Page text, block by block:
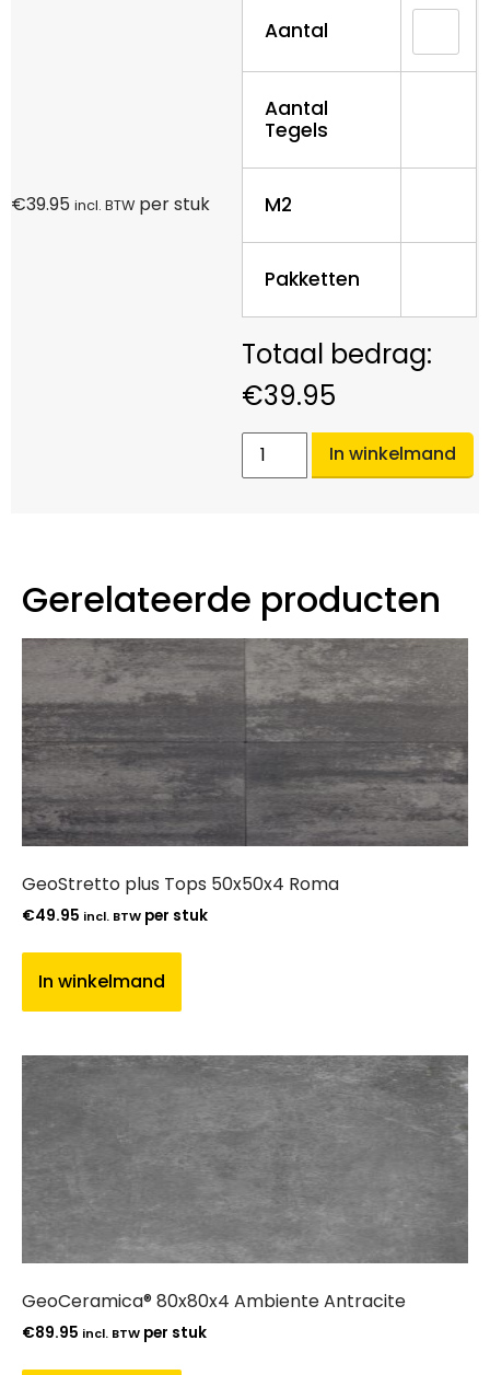
€39.95 incl. BTW per stuk
Aantal
Aantal
Tegels
M2
Pakketten
€39.95
In winkelmand
Gerelateerde producten
GeoStretto plus Tops 50x50x4 Roma
€49.95 incl. BTW per stuk
In winkelmand
GeoCeramica® 80x80x4 Ambiente Antracite
€89.95 incl. BTW per stuk